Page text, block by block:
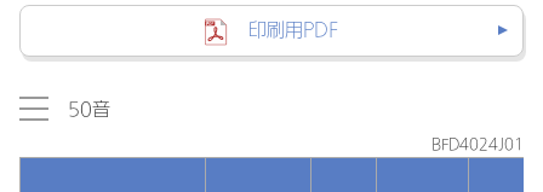
印刷用PDF
50音
BFD4024J01